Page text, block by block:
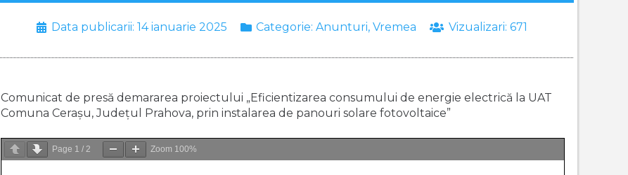
Data publicarii: 14 ianuarie 2025 Categorie:Anunturi,Vremea Vizualizari: 671
Comunicat de presă demararea proiectului „Eficientizarea consumului de energie electrică la UAT
Comuna Cerașu, Județul Prahova, prin instalarea de panouri solare fotovoltaice”
Page 1 / 2 Zoom 100%